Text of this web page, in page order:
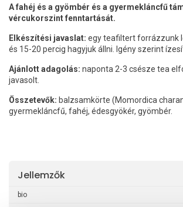
A fahéj és a gyömbér és a gyermekláncfű
vércukorszint fenntartását.
Elkészítési javaslat: egy teafiltert forrázzunk
és 15-20 percig hagyjuk állni. Igény szerint
Ajánlott adagolás: naponta 2-3 csésze tea
javasolt.
Összetevők: balzsamkörte (Momordica
gyermekláncfű, fahéj, édesgyökér, gyömbér.
Jellemzők
bio